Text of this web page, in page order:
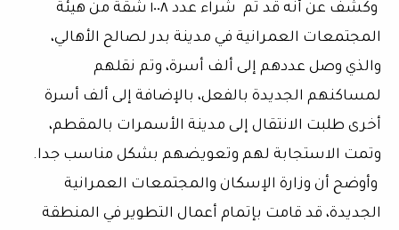
وكشف عن أنه قد تم شراء عدد ١٠٠٨ شقة من هيئة
المجتمعات العمرانية في مدينة بدر لصالح الأهالي،
والذي وصل عددهم إلى ألف أسرة، وتم نقلهم
لمساكنهم الجديدة بالفعل، بالإضافة إلى ألف أسرة
أخرى طلبت الانتقال إلى مدينة الأسمرات بالمقطم،
وتمت الاستجابة لهم وتعويضهم بشكل مناسب جدا.
وأوضح أن وزارة الإسكان والمجتمعات العمرانية
الجديدة، قد قامت بإتمام أعمال التطوير في المنطقة